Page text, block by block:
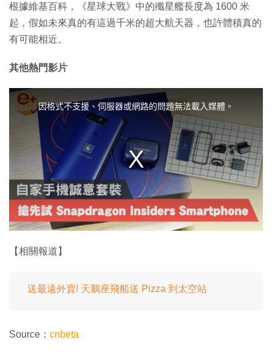
根據維基百科，《星球大戰》中的殲星艦長度為 1600 米
起，假如未來真的有這過千米的超大航天器，也許體積真的
有可能相近。
其他熱門影片
T
n
d
.
因格式不支援、伺服器或網路的問題無法載入媒體。
【相關報道】
送最遠外賣! 天鵝座飛船送 Pizza 到太空站
Source： cnbeta